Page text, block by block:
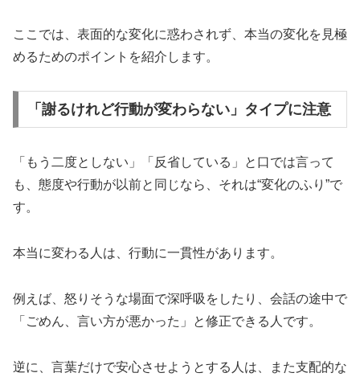
ここでは、表面的な変化に惑わされず、本当の変化を見極
めるためのポイントを紹介します。
「謝るけれど行動が変わらない」タイプに注意
「もう二度としない」「反省している」と口では言って
も、態度や行動が以前と同じなら、それは“変化のふり”で
す。
本当に変わる人は、行動に一貫性があります。
例えば、怒りそうな場面で深呼吸をしたり、会話の途中で
「ごめん、言い方が悪かった」と修正できる人です。
逆に、言葉だけで安心させようとする人は、また支配的な